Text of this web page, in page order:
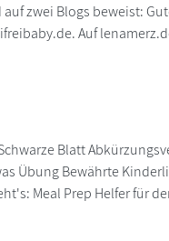
zwei Blogs beweist:
Auf
Blatt
Übung Bewährte
Meal Prep Helfer für